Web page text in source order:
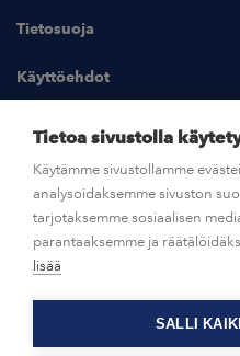
Tietosuoja
Käyttöehdot
Kuvapankki
UUTISHUONE
OTA YHTEYTTÄ
Tietoa sivustolla
Käytämme sivustollamme
analysoidaksemme sivuston
tarjotaksemme sosiaalisen
parantaaksemme ja
lisää
SALLI